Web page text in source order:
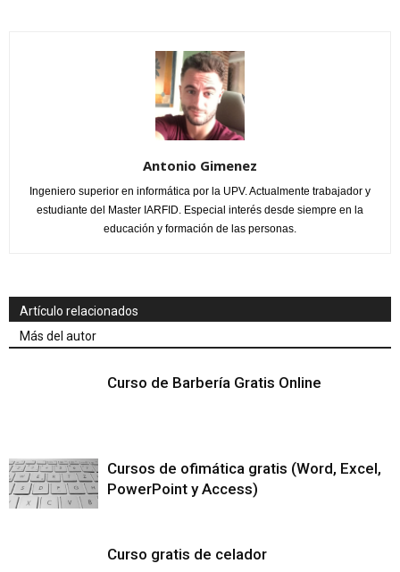
Antonio Gimenez
Ingeniero superior en informática por la UPV. Actualmente trabajador y
estudiante del Master IARFID. Especial interés desde siempre en la
educación y formación de las personas.
Artículo relacionados
Más del autor
Curso de Barbería Gratis Online
Cursos de ofimática gratis (Word, Excel,
PowerPoint y Access)
Curso gratis de celador